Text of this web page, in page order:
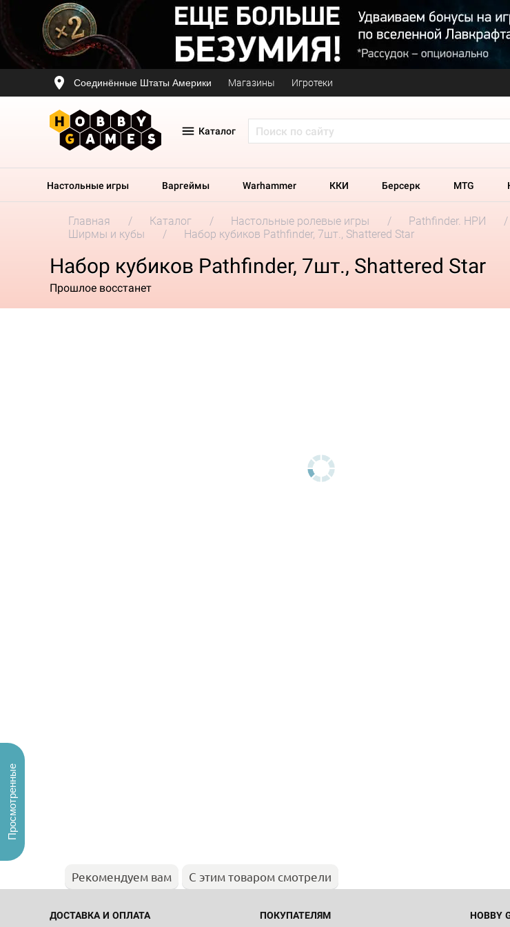
Соединённые Штаты Америки Магазины Игротеки
Каталог
Настольные игры Варгеймы Warhammer ККИ Берсерк MTG
Главная Каталог Настольные ролевые игры Pathfinder. НРИ
Ширмы и кубы
Набор кубиков Pathfinder, 7шт., Shattered Star
Набор кубиков Pathfinder, 7шт., Shattered Star
Прошлое восстанет
Рекомендуем вам С этим товаром смотрели
ДОСТАВКА И ОПЛАТА ПОКУПАТЕЛЯМ HOBBY
Просмотренные
"Мир
799